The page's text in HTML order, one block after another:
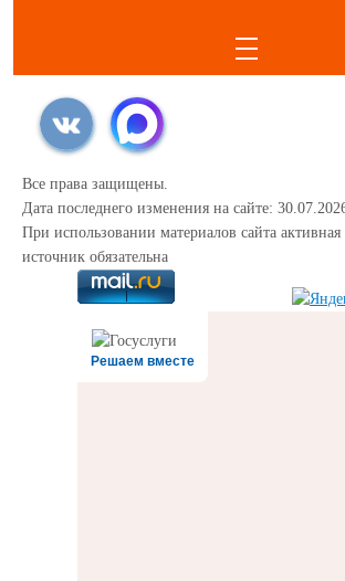
Все права защищены.
Дата последнего изменения на сайте:
При использовании материалов сайта
источник обязательна
Решаем вместе